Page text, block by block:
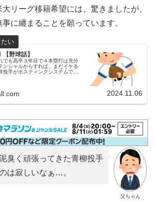
リーグ移籍希望には、驚きましたが、
に纏まることを願っています。
野球話】
でも高卒３年目で４本塁打は充分
ンシャルからすれば、まだイケる
投手がポスティングシステムで米
2024.11.06
父ちゃん
臭く頑張ってきた青柳投手
は寂しいなぁ…。